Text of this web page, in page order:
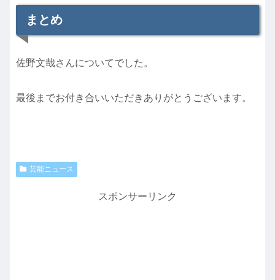
まとめ
佐野文哉さんについてでした。
最後までお付き合いいただきありがとうございます。
芸能ニュース
スポンサーリンク